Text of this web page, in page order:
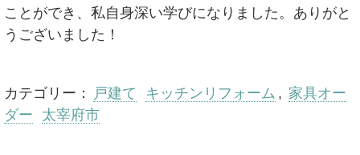
ことができ、私自身深い学びになりました。ありがと
うございました！
カテゴリー： 戸建て キッチンリフォーム , 家具オー
ダー
太宰府市